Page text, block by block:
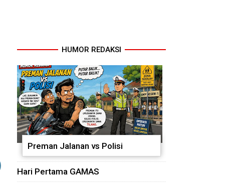
HUMOR REDAKSI
Preman Jalanan vs Polisi
Hari Pertama GAMAS